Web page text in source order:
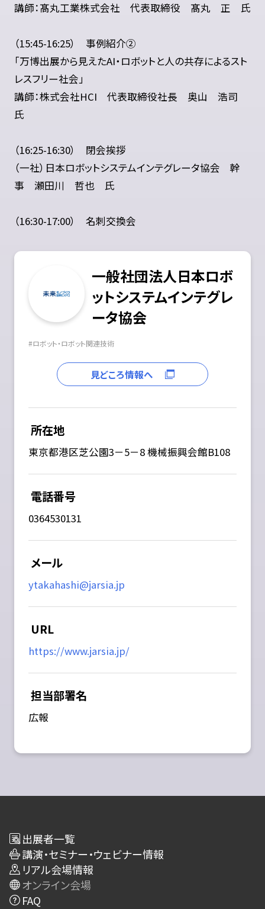
講師：髙丸工業株式会社 代表取締役 髙丸 正 氏
（15:45-16:25） 事例紹介②
「万博出展から見えたAI・ロボットと人の共存によるスト
レスフリー社会」
講師：株式会社HCI 代表取締役社長 奥山 浩司
氏
（16:25-16:30） 閉会挨拶
（一社）日本ロボットシステムインテグレータ協会 幹
事 瀬田川 哲也 氏
（16:30-17:00） 名刺交換会
一般社団法人日本ロボ
ットシステムインテグレ
ータ協会
#ロボット・ロボット関連技術
見どころ情報へ
所在地
東京都港区芝公園3－5－8 機械振興会館B108
電話番号
0364530131
メール
ytakahashi@jarsia.jp
URL
https://www.jarsia.jp/
担当部署名
広報
出展者一覧
講演・セミナー・ウェビナー情報
リアル会場情報
オンライン会場
FAQ